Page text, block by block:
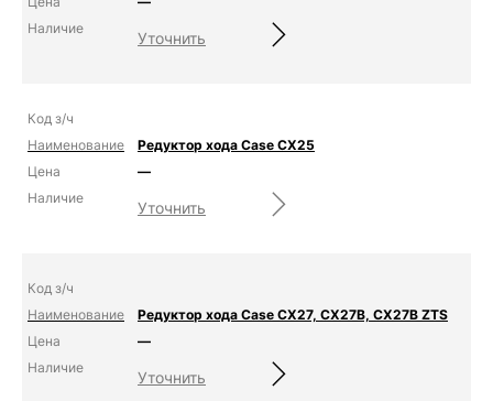
Уточнить
Редуктор хода Case CX25
—
Уточнить
Редуктор хода Case CX27, CX27B, CX27B ZTS
—
Уточнить